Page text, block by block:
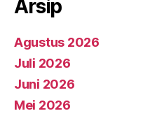
Arsip
Agustus 2026
Juli 2026
Juni 2026
Mei 2026